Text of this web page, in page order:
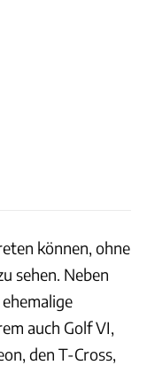
können, ohne
sehen. Neben
auch Golf VI,
den T-Cross,